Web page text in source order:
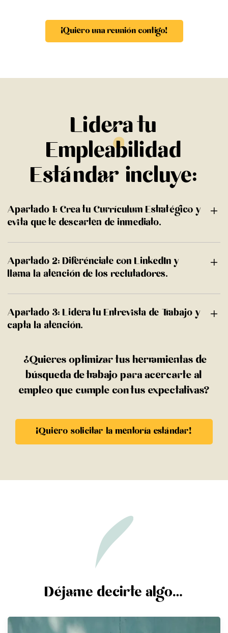
¡Quiero una reunión contigo!
Lidera tu
Empleabilidad
Estándar incluye:
Apartado 1: Crea tu Currículum Estratégico y
evita que te descarten de inmediato.
Apartado 2: Diferénciate con LinkedIn y
llama la atención de los reclutadores.
Apartado 3: Lidera tu Entrevista de Trabajo y
capta la atención.
¿Quieres optimizar tus herramientas de
búsqueda de trabajo para acercarte al
empleo que cumple con tus expectativas?
¡Quiero solicitar la mentoría estándar!
Déjame decirte algo…